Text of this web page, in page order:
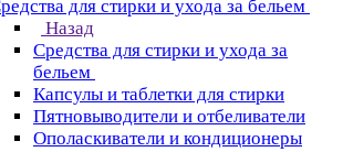
для стирки и ухода за бельем
Назад
Средства для стирки и ухода за
бельем
Капсулы и таблетки для стирки
Пятновыводители и отбеливатели
Ополаскиватели и кондиционеры